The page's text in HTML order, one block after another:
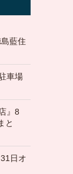
藍住
車場
』8
と
日オ